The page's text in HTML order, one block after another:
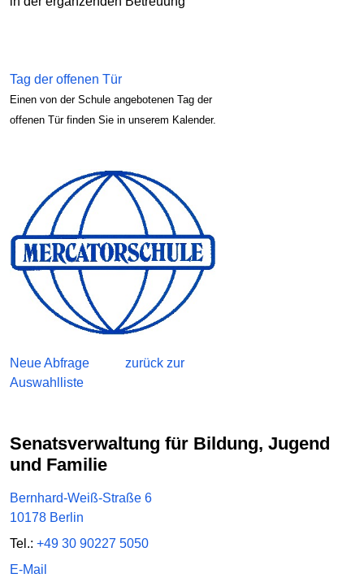
Tag der offenen Tür
Einen von der Schule angebotenen Tag der
offenen Tür finden Sie in unserem Kalender.
Neue Abfrage
zurück zur
Auswahlliste
Senatsverwaltung für Bildung, Jugend
und Familie
Bernhard-Weiß-Straße 6
10178 Berlin
Tel.: +49 30 90227 5050
E-Mail